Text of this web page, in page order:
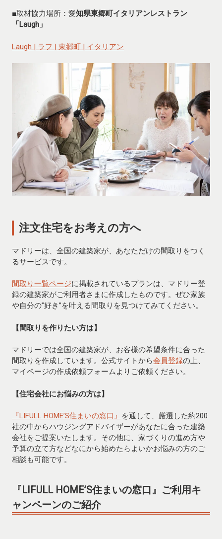
■取材協力場所：愛知県東郷町イタリアンレストラン
「Laugh」
Laugh | ラフ | 東郷町 | イタリアン
注文住宅をお考えの方へ
マドリーは、全国の建築家が、あなただけの間取りをつく
るサービスです。
間取り一覧ページに掲載されているプランは、マドリー登
録の建築家がご利用者さまに作成したものです。ぜひ家族
や自分の”好き”を叶える間取りを見つけてみてください。
【間取りを作りたい方は】
マドリーでは全国の建築家が、お客様の希望条件に合った
間取りを作成しています。公式サイトから会員登録の上、
マイページの作成依頼フォームよりご依頼ください。
【住宅会社にお悩みの方は】
『LIFULL HOME’S住まいの窓口』
を通して、厳選した約200
社の中からハウジングアドバイザーがあなたに合った建築
会社をご提案いたします。その他に、家づくりの進め方や
予算の立て方などなにから始めたらよいかお悩みの方のご
相談も可能です。
『LIFULL HOME’S住まいの窓口』 ご利用キ
ャンペーンのご紹介